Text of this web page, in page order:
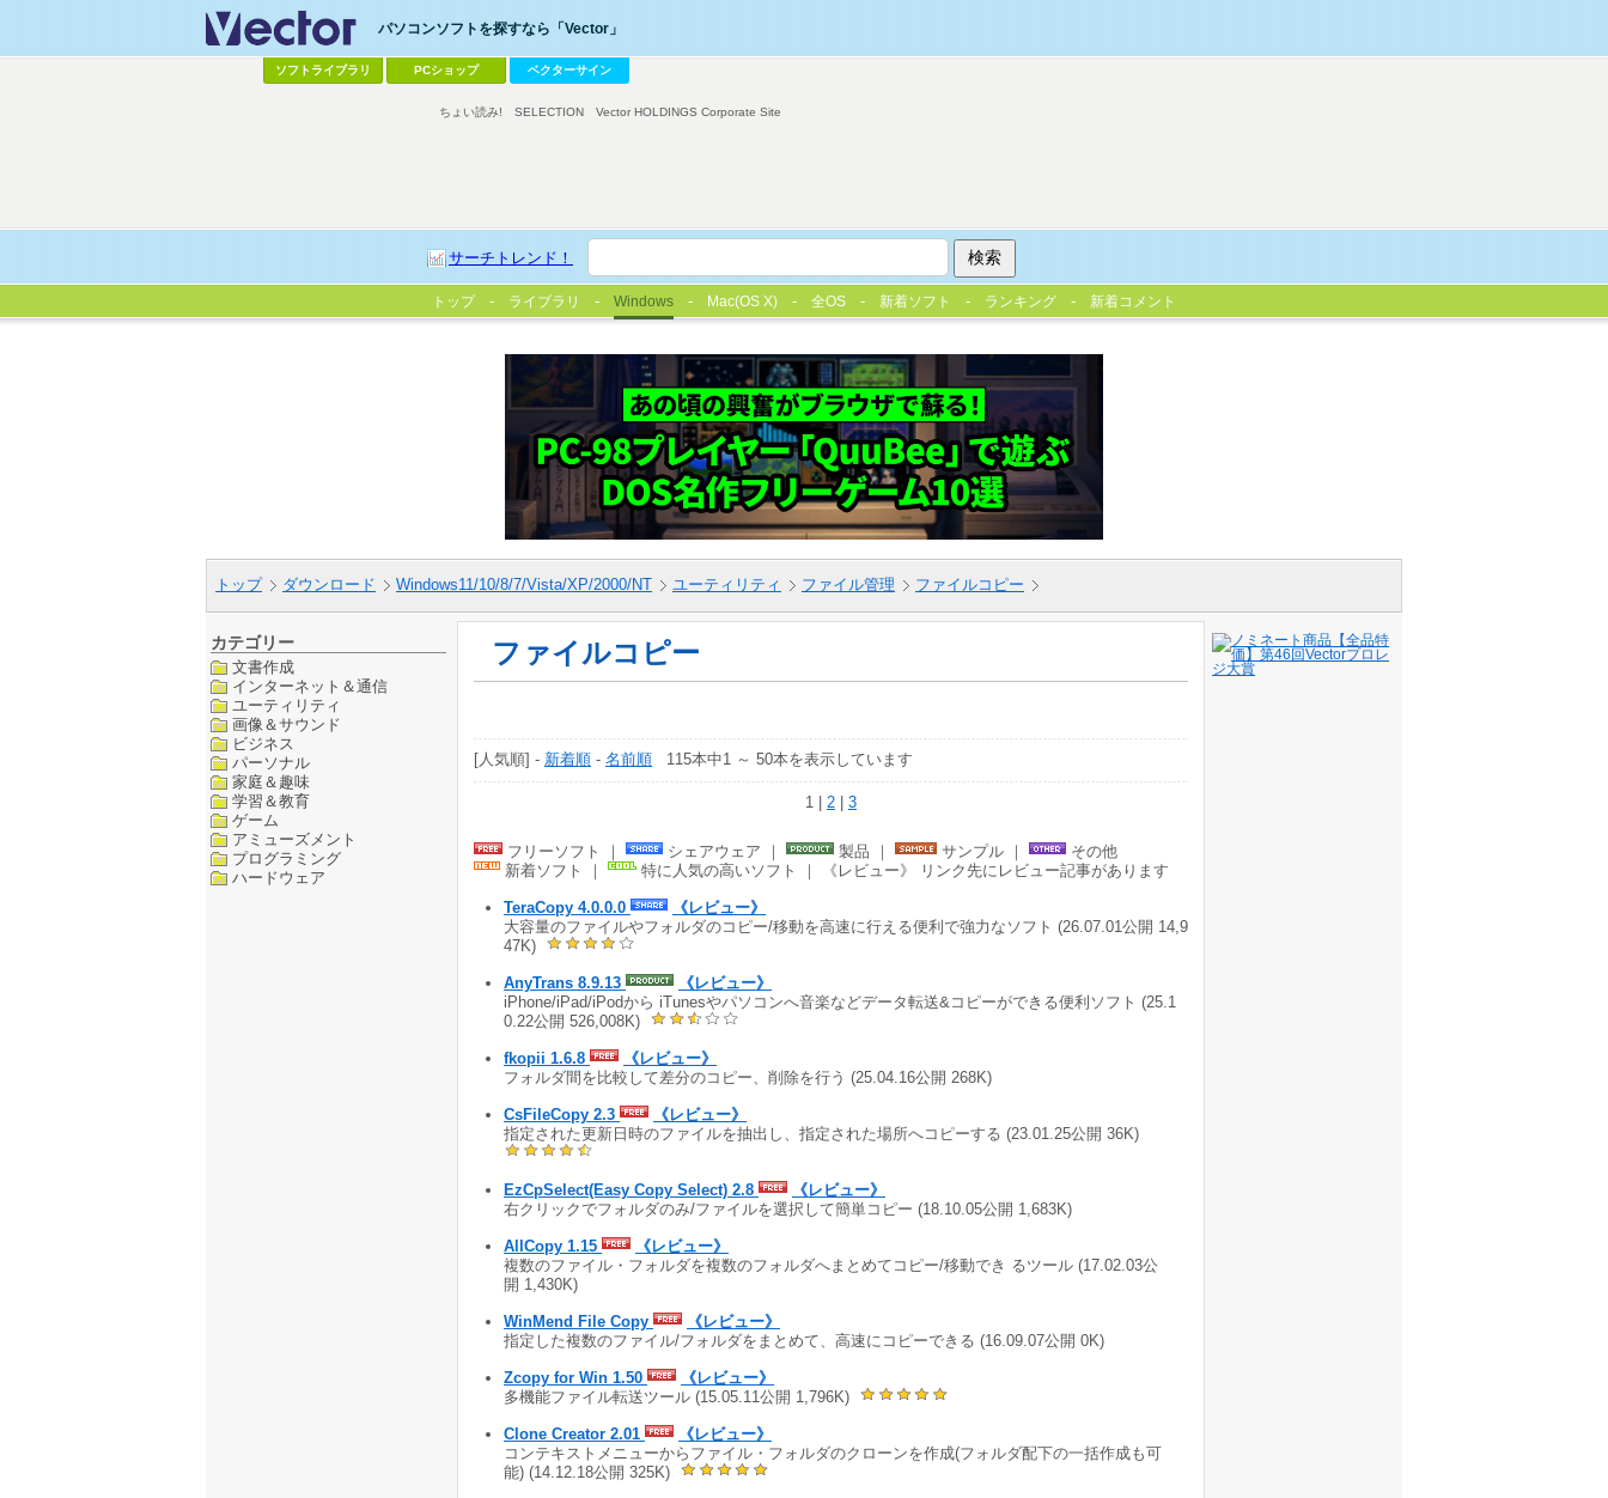
パソコンソフトを探すなら「Vector」
ソフトライブラリ PCショップ ベクターサイン
サーチトレンド！
ちょい読み! SELECTION Vector HOLDINGS Corporate Site
トップ ライブラリ Windows Mac(OS X) 全OS 新着ソフト ランキング 新着コメント
トップ ダウンロード Windows11/10/8/7/Vista/XP/2000/NT ユーティリティ ファイル管理 ファイルコピー
カテゴリー
文書作成
インターネット＆通信
ユーティリティ
画像＆サウンド
ビジネス
パーソナル
家庭＆趣味
学習＆教育
ゲーム
アミューズメント
プログラミング
ハードウェア
ファイルコピー
[人気順] - 新着順 - 名前順 115本中1 ～ 50本を表示しています
1 | 2 | 3
フリーソフト ｜ シェアウェア ｜ 製品 ｜ サンプル ｜
その他
新着ソフト ｜
特に人気の高いソフト ｜ 《レビュー》 リンク先にレビュー記事があります
TeraCopy 4.0.0.0
《レビュー》
大容量のファイルやフォルダのコピー/移動を高速に行える便利で強力なソフト (26.07.01公開 14,9
47K)
AnyTrans 8.9.13
《レビュー》
iPhone/iPad/iPodから iTunesやパソコンへ音楽などデータ転送&コピーができる便利ソフト (25.1
0.22公開 526,008K)
fkopii 1.6.8
《レビュー》
フォルダ間を比較して差分のコピー、削除を行う (25.04.16公開 268K)
CsFileCopy 2.3
《レビュー》
指定された更新日時のファイルを抽出し、指定された場所へコピーする (23.01.25公開 36K)
EzCpSelect(Easy Copy Select) 2.8
《レビュー》
右クリックでフォルダのみ/ファイルを選択して簡単コピー (18.10.05公開 1,683K)
AllCopy 1.15
《レビュー》
複数のファイル・フォルダを複数のフォルダへまとめてコピー/移動でき るツール (17.02.03公
開 1,430K)
WinMend File Copy
《レビュー》
指定した複数のファイル/フォルダをまとめて、高速にコピーできる (16.09.07公開 0K)
Zcopy for Win 1.50
《レビュー》
多機能ファイル転送ツール (15.05.11公開 1,796K)
Clone Creator 2.01
《レビュー》
コンテキストメニューからファイル・フォルダのクローンを作成(フォルダ配下の一括作成も可
能) (14.12.18公開 325K)